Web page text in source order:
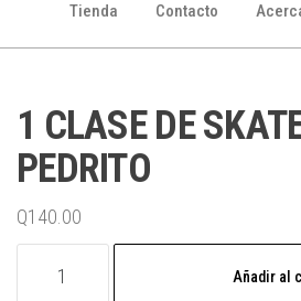
Tienda Contacto
1 CLASE DE
PEDRITO
Q140.00
CLASE
Añadir al